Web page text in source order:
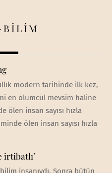
BİLİM
modern tarihinde ilk kez,
en ölümcül mevsim haline
ölen insan sayısı hızla
ölen insan sayısı hızla
irtibatlı’